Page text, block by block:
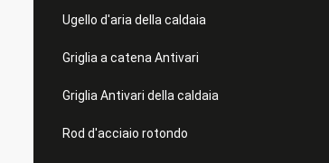
Ugello d'aria della caldaia
Griglia a catena Antivari
Griglia Antivari della caldaia
Rod d'acciaio rotondo